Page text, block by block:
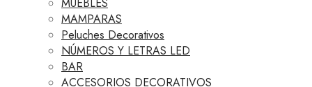
MAMPARAS
Peluches Decorativos
NÚMEROS Y LETRAS LED
BAR
ACCESORIOS DECORATIVOS